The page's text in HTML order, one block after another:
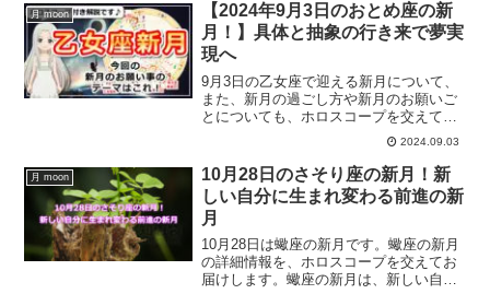
月 moon
【2024年9月3日のおとめ座の新
月！】具体と抽象の行き来で夢実
現へ
9月3日の乙女座で迎える新月について、
また、新月の過ごし方や新月のお願いご
とについても、ホロスコープを交えて解
2024.09.03
月 moon
10月28日のさそり座の新月！新
しい自分に生まれ変わる前進の新
月
10月28日は蠍座の新月です。蠍座の新月
の詳細情報を、ホロスコープを交えてお
届けします。蠍座の新月は、新しい自分